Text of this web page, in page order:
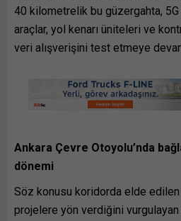
40 kilometrelik bu güzergahta, 5G
araçlar, yol kenarı üniteleri ve
veri alışverişini test etmeye
Ankara Çevre Otoyolu’nda
dönemi
Söz konusu koridorda elde
projelere yön verdiğini